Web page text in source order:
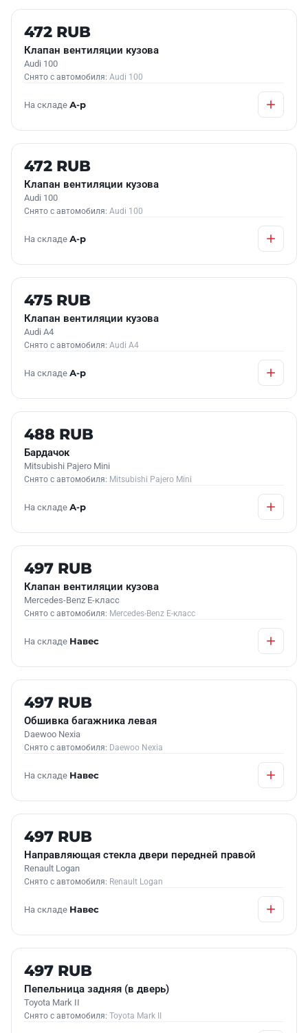
Б/У В НАЛИЧИИ
472 RUB
Клапан вентиляции кузова
Audi 100
Снято с автомобиля: Audi 100
На складе А-р
Б/У В НАЛИЧИИ
472 RUB
Клапан вентиляции кузова
Audi 100
Снято с автомобиля: Audi 100
На складе А-р
Б/У В НАЛИЧИИ
475 RUB
Клапан вентиляции кузова
Audi A4
Снято с автомобиля: Audi A4
На складе А-р
Б/У В НАЛИЧИИ
488 RUB
Бардачок
Mitsubishi Pajero Mini
Снято с автомобиля: Mitsubishi Pajero Mini
На складе А-р
Б/У В НАЛИЧИИ
497 RUB
Клапан вентиляции кузова
Mercedes-Benz E-класс
Снято с автомобиля: Mercedes-Benz E-класс
На складе Навес
Б/У В НАЛИЧИИ
497 RUB
Обшивка багажника левая
Daewoo Nexia
Снято с автомобиля: Daewoo Nexia
На складе Навес
Б/У В НАЛИЧИИ
497 RUB
Направляющая стекла двери передней правой
Renault Logan
Снято с автомобиля: Renault Logan
На складе Навес
Б/У В НАЛИЧИИ
497 RUB
Пепельница задняя (в дверь)
Toyota Mark II
Снято с автомобиля: Toyota Mark II